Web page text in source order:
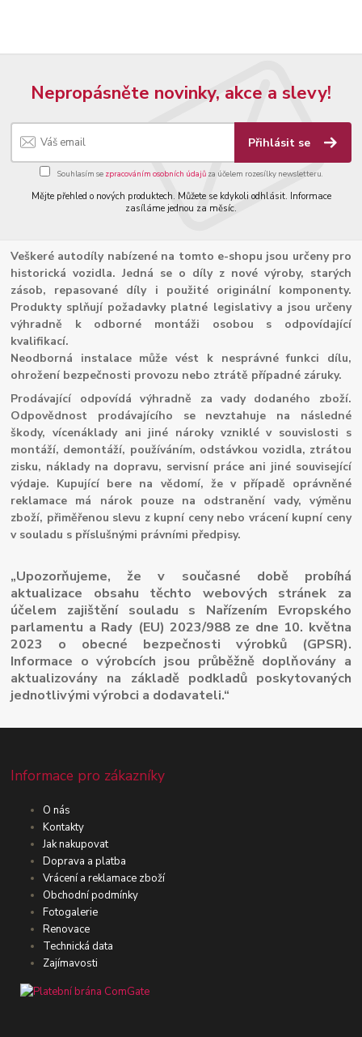
Nepropásněte novinky, akce a slevy!
Přihlásit se
Souhlasím se zpracováním osobních údajůza účelem rozesílky newsletteru.
Mějte přehled o nových produktech. Můžete se kdykoli odhlásit. Informace
zasíláme jednou za měsíc.
Veškeré autodíly nabízené na tomto e-shopu jsou určeny pro
historická vozidla. Jedná se o díly z nové výroby, starých
zásob, repasované díly i použité originální komponenty.
Produkty splňují požadavky platné legislativy a jsou určeny
výhradně k odborné montáži osobou s odpovídající
kvalifikací.
Neodborná instalace může vést k nesprávné funkci dílu,
ohrožení bezpečnosti provozu nebo ztrátě případné záruky.
Prodávající odpovídá výhradně za vady dodaného zboží.
Odpovědnost prodávajícího se nevztahuje na následné
škody, vícenáklady ani jiné nároky vzniklé v souvislosti s
montáží, demontáží, používáním, odstávkou vozidla, ztrátou
zisku, náklady na dopravu, servisní práce ani jiné související
výdaje. Kupující bere na vědomí, že v případě oprávněné
reklamace má nárok pouze na odstranění vady, výměnu
zboží, přiměřenou slevu z kupní ceny nebo vrácení kupní ceny
v souladu s příslušnými právními předpisy.
„Upozorňujeme, že v současné době probíhá
aktualizace obsahu těchto webových stránek za
účelem zajištění souladu s Nařízením Evropského
parlamentu a Rady (EU) 2023/988 ze dne 10. května
2023 o obecné bezpečnosti výrobků (GPSR).
Informace o výrobcích jsou průběžně doplňovány a
aktualizovány na základě podkladů poskytovaných
jednotlivými výrobci a dodavateli.“
Informace pro zákazníky
O nás
Kontakty
Jak nakupovat
Doprava a platba
Vrácení a reklamace zboží
Obchodní podmínky
Fotogalerie
Renovace
Technická data
Zajímavosti